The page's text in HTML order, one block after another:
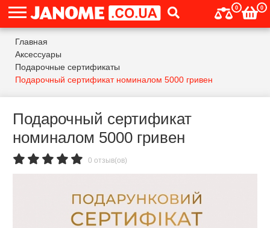
0 0
Главная
Аксессуары
Подарочные сертификаты
Подарочный сертификат номиналом 5000 гривен
Подарочный сертификат
номиналом 5000 гривен
0 отзыв(ов)